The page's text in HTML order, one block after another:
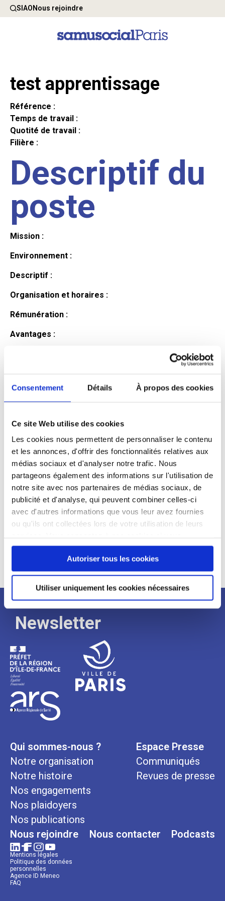
Consentement Détails À propos des cookies
Ce site Web utilise des cookies
Les cookies nous permettent de personnaliser le contenu
et les annonces, d'offrir des fonctionnalités relatives aux
médias sociaux et d'analyser notre trafic. Nous
partageons également des informations sur l'utilisation de
notre site avec nos partenaires de médias sociaux, de
publicité et d'analyse, qui peuvent combiner celles-ci
avec d'autres informations que vous leur avez fournies
ou qu'ils ont collectées lors de votre utilisation de leurs
continuez à utiliser notre site Web.
Autoriser tous les cookies
Utiliser uniquement les cookies nécessaires
SIAONous rejoindre
test apprentissage
Référence :
Temps de travail :
Quotité de travail :
Filière :
Descriptif du
poste
Mission :
Environnement :
Descriptif :
Organisation et horaires :
Rémunération :
Avantages :
candidat
Qualifications et diplômes :
Profil recherché :
Expérience :
Processus
de
recrutement
Newsletter
Qui sommes-nous ?
Notre organisation
Notre histoire
Nos engagements
Nos plaidoyers
Nos publications
Espace Presse
Communiqués
Revues de presse
Nous rejoindre Nous contacter Podcasts
Mentions légales
Politique des données
personnelles
Agence ID Meneo
FAQ